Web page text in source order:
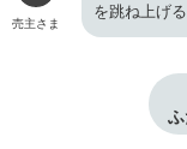
売主さま
を跳ね上げ